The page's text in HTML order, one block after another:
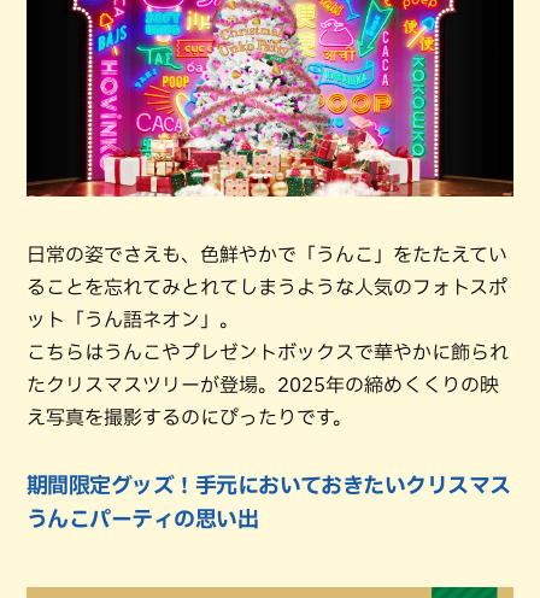
日常の姿でさえも、色鮮やかで「うんこ」をたたえてい
ることを忘れてみとれてしまうような人気のフォトスポ
ット「うん語ネオン」。
こちらはうんこやプレゼントボックスで華やかに飾られ
たクリスマスツリーが登場。2025年の締めくくりの映
え写真を撮影するのにぴったりです。
期間限定グッズ！手元においておきたいクリスマス
うんこパーティの思い出